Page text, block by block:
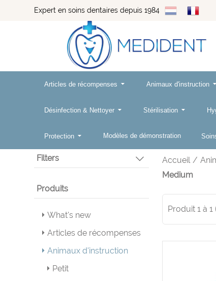
Expert en soins dentaires depuis 1984
Articles de récompenses Animaux d'instruction
Désinfection & Nettoyer Stérilisation
Protection Modèles de démonstration
Filters
Produits
What's new
Articles de récompenses
Animaux d'instruction
Petit
Accueil /
Medium
Produit1 à1